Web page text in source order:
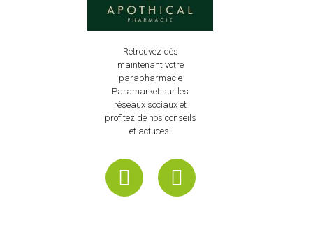
Retrouvez dès
maintenant votre
parapharmacie
Paramarket sur les
réseaux sociaux et
profitez de nos conseils
et actuces!